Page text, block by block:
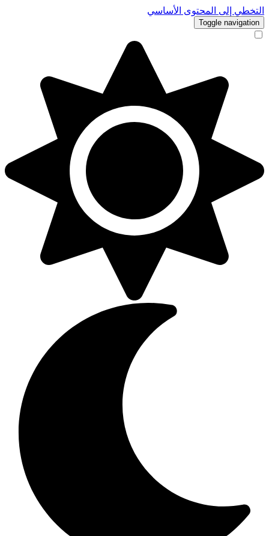
التخطي إلى المحتوى الأساسي
Toggle navigation